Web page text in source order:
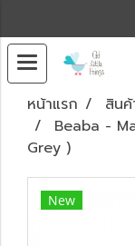
หน้าแรก สิน
Beaba -
Grey )
New